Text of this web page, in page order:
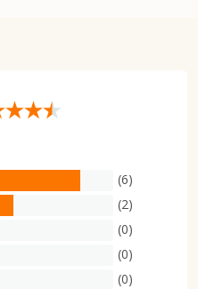
(6)
(2)
(0)
(0)
(0)